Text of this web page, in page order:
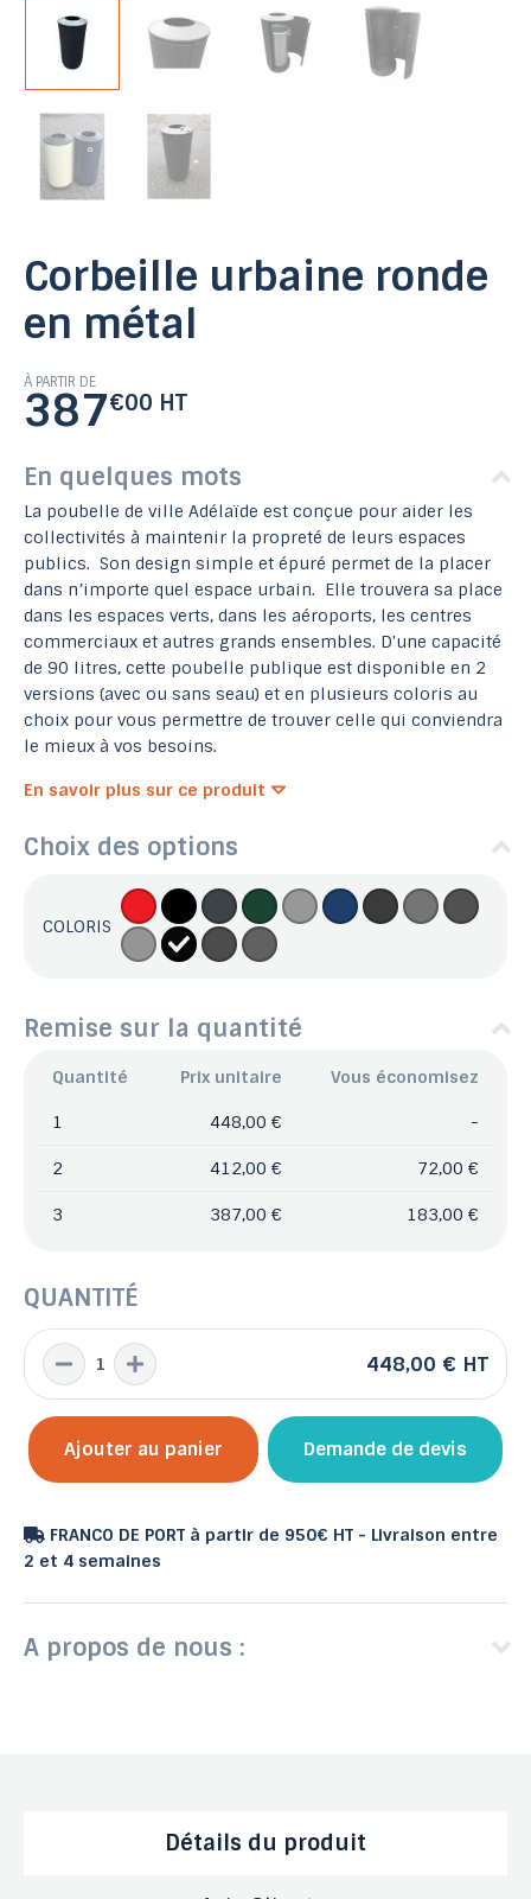
Corbeille urbaine ronde
en métal
À PARTIR DE
387€00 HT
En quelques mots
La poubelle de ville Adélaïde est conçue pour aider les
collectivités à maintenir la propreté de leurs espaces
publics. Son design simple et épuré permet de la placer
dans n’importe quel espace urbain. Elle trouvera sa place
dans les espaces verts, dans les aéroports, les centres
commerciaux et autres grands ensembles. D'une capacité
de 90 litres, cette poubelle publique est disponible en 2
versions (avec ou sans seau) et en plusieurs coloris au
choix pour vous permettre de trouver celle qui conviendra
le mieux à vos besoins.
En savoir plus sur ce produit
Choix des options
COLORIS
Remise sur la quantité
Quantité Prix unitaire Vous économisez
1 448,00 € -
2 412,00 € 72,00 €
3 387,00 € 183,00 €
QUANTITÉ
448,00 € HT
Ajouter au panier Demande de devis
FRANCO DE PORT à partir de 950€ HT - Livraison entre
2 et 4 semaines
A propos de nous :
Détails du produit